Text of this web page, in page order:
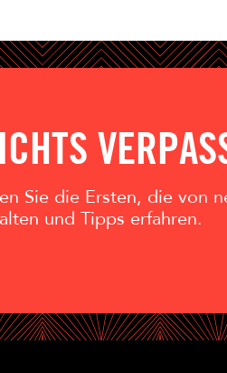
Sie die Ersten, die von
und Tipps erfahren.